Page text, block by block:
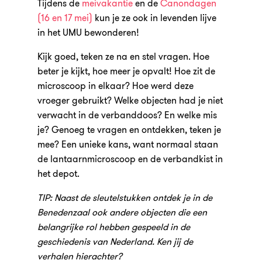
Tijdens de meivakantie en deCanondagen
(16 en 17 mei) kun je ze ook in levenden lijve
in het UMU bewonderen!
Kijk goed, teken ze na en stel vragen. Hoe
beter je kijkt, hoe meer je opvalt! Hoe zit de
microscoop in elkaar? Hoe werd deze
vroeger gebruikt? Welke objecten had je niet
verwacht in de verbanddoos? En welke mis
je? Genoeg te vragen en ontdekken, teken je
mee? Een unieke kans, want normaal staan
de lantaarnmicroscoop en de verbandkist in
het depot.
TIP: Naast de sleutelstukken ontdek je in de
Benedenzaal ook andere objecten die een
belangrijke rol hebben gespeeld in de
geschiedenis van Nederland. Ken jij de
verhalen hierachter?